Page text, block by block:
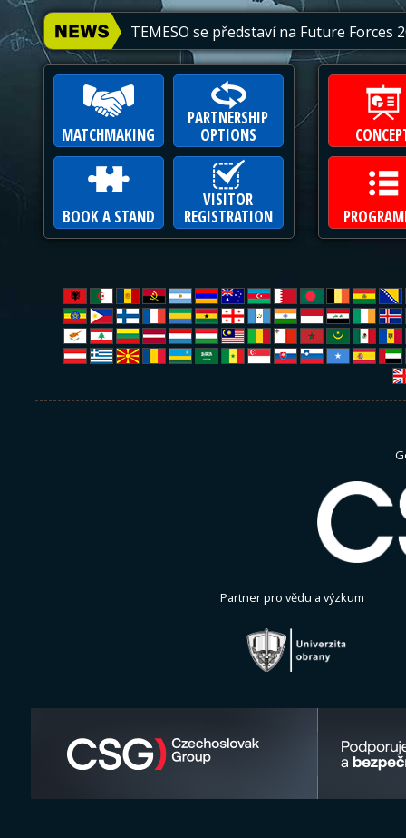
ES IA
TEMESO se představí na Future Forces
MATCHMAKING
PARTNERSHIP
OPTIONS
BOOK A STAND
VISITOR
REGISTRATION
Partner pro vědu a výzkum